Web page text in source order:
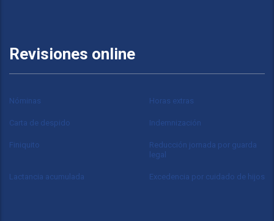
Revisiones online
Nóminas Horas extras
Carta de despido Indemnización
Finiquito
Reducción jornada por guarda
legal
Lactancia acumulada Excedencia por cuidado de hijos